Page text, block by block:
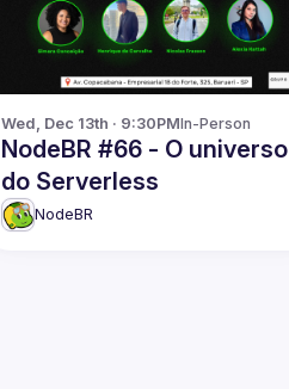
Wed, Dec 13th · 9:30PMIn-Person
NodeBR #66 - O universo
do Serverless
NodeBR